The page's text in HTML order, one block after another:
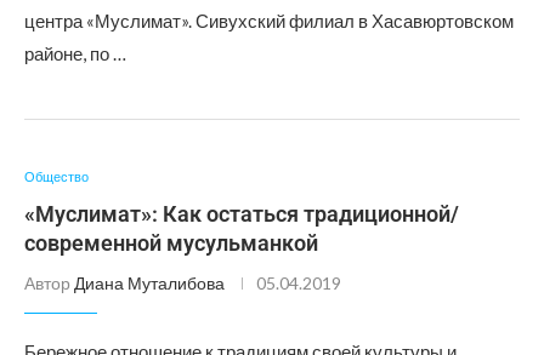
центра «Муслимат». Сивухский филиал в Хасавюртовском
районе, по …
Общество
«Муслимат»: Как остаться традиционной/
современной мусульманкой
Автор Диана Муталибова 05.04.2019